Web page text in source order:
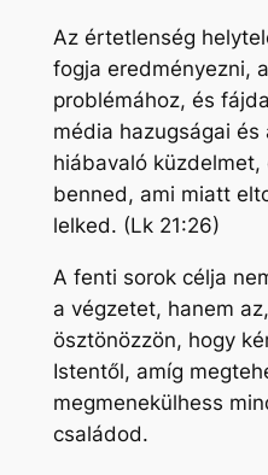
Az értetlenség
fogja eredményezni,
problémához, és
média hazugságai
hiábavaló
benned, ami miatt
lelked. (Lk 21:26)
A fenti sorok célja
a végzetet, hanem
ösztönözzön, hogy
Istentől, amíg
megmenekülhess
családod.